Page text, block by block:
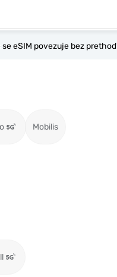
eSIM povezuje bez
Mobilis